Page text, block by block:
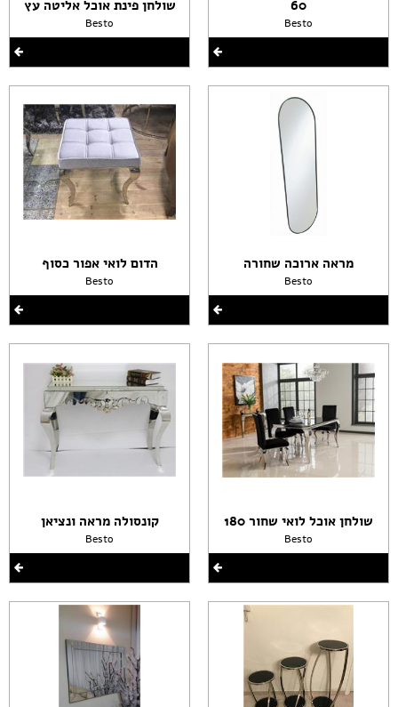
60
Besto
מראה ארוכה שחורה
Besto
שולחן אוכל לואי שחור 180
Besto
שולחן פינת אוכל אליטה עץ
Besto
הדום לואי אפור כסוף
Besto
קונסולה מראה ונציאן
Besto